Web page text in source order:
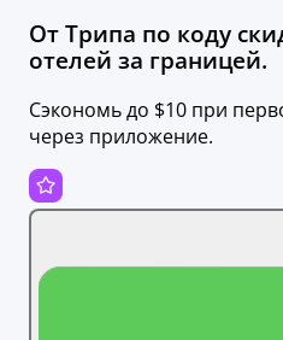
От Трипа по коду
отелей за границей.
Сэкономь до $10 при
через приложение.